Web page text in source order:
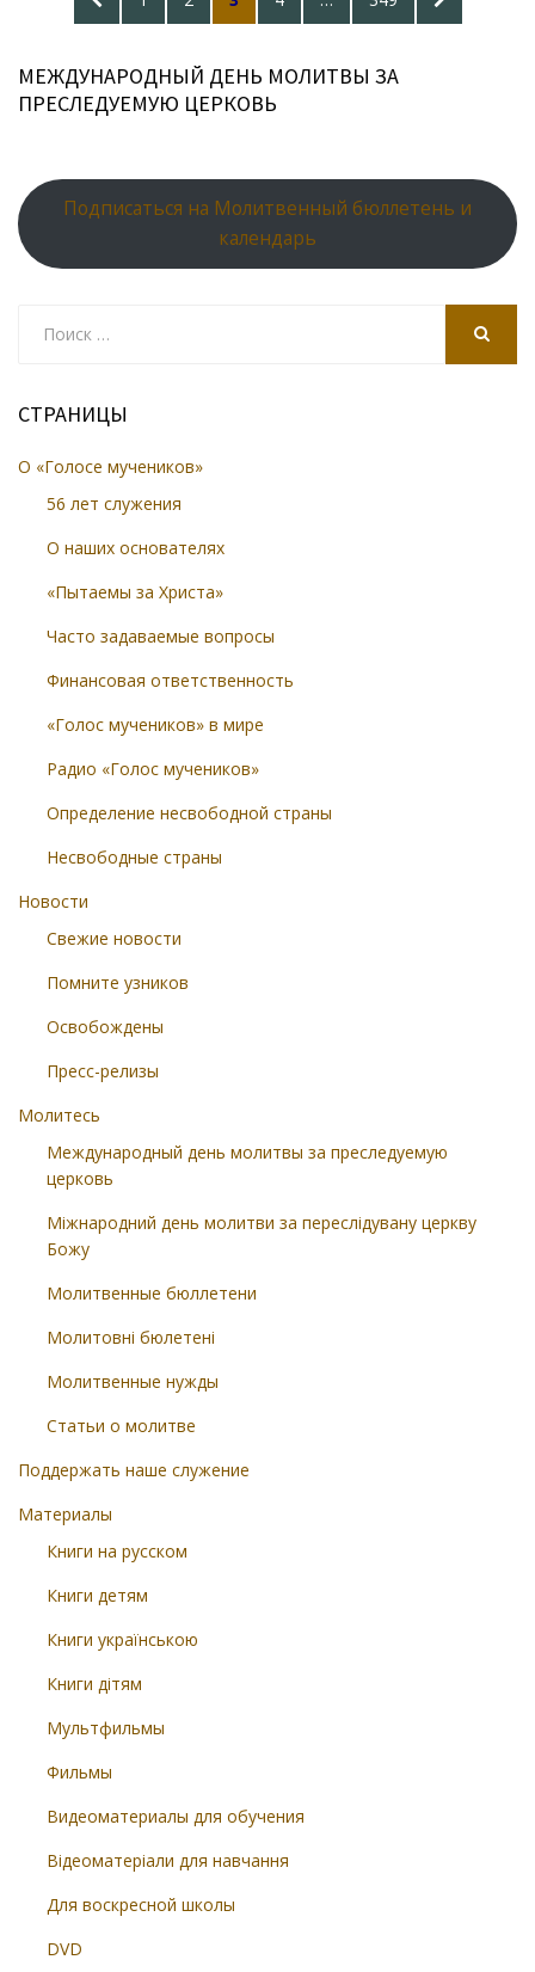
pagination
PAGE
PAGE
МЕЖДУНАРОДНЫЙ ДЕНЬ МОЛИТВЫ ЗА
ПРЕСЛЕДУЕМУЮ ЦЕРКОВЬ
Подписаться на Молитвенный бюллетень и
календарь
СТРАНИЦЫ
О «Голосе мучеников»
56 лет служения
О наших основателях
«Пытаемы за Христа»
Часто задаваемые вопросы
Финансовая ответственность
«Голос мучеников» в мире
Радио «Голос мучеников»
Определение несвободной страны
Несвободные страны
Новости
Свежие новости
Помните узников
Освобождены
Пресс-релизы
Молитесь
Международный день молитвы за преследуемую
церковь
Міжнародний день молитви за переслідувану церкву
Божу
Молитвенные бюллетени
Молитовні бюлетені
Молитвенные нужды
Статьи о молитве
Поддержать наше служение
Материалы
Книги на русском
Книги детям
Книги українською
Книги дітям
Мультфильмы
Фильмы
Видеоматериалы для обучения
Відеоматеріали для навчання
Для воскресной школы
DVD